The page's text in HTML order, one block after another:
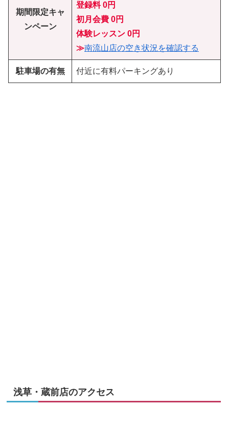
期間限定キャ
ンペーン
登録料 0円
初月会費 0円
体験レッスン 0円
≫南流山店の空き状況を確認する
駐車場の有無 付近に有料パーキングあり
浅草・蔵前店のアクセス